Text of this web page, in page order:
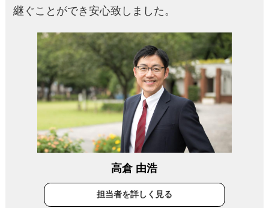
継ぐことができ安心致しました。
高倉 由浩
担当者を詳しく見る